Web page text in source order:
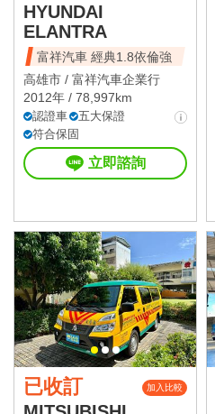
HYUNDAI
ELANTRA
富祥汽車 經典1.8依倫強
高雄市 / 富祥汽車企業行
2012年 / 78,997km
認證車
五大保證
符合保固
立即諮詢
已收訂 加入比較